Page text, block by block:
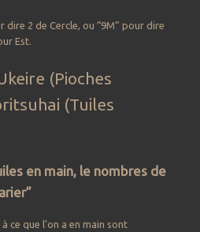
dire 2 de Cercle, ou “9M” pour dire
Est.
(Pioches
(Tuiles
en main, le nombres de
ce que l’on a en main sont